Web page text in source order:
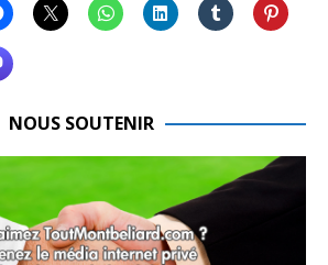
NOUS SOUTENIR